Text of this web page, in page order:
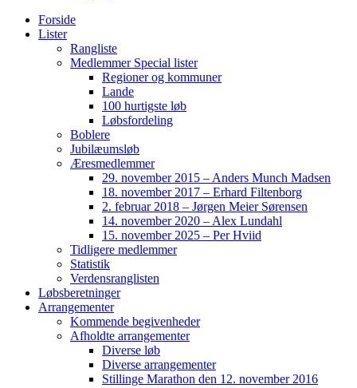
Forside
Lister
Rangliste
Medlemmer Special lister
Regioner og kommuner
Lande
100 hurtigste løb
Løbsfordeling
Boblere
Jubilæumsløb
Æresmedlemmer
29. november 2015 – Anders Munch Madsen
18. november 2017 – Erhard Filtenborg
2. februar 2018 – Jørgen Meier Sørensen
14. november 2020 – Alex Lundahl
15. november 2025 – Per Hviid
Tidligere medlemmer
Statistik
Verdensranglisten
Løbsberetninger
Arrangementer
Kommende begivenheder
Afholdte arrangementer
Diverse løb
Diverse arrangementer
Stillinge Marathon den 12. november 2016